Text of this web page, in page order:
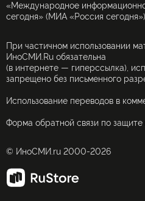
«Международное
сегодня» (МИА «Россия сегодня»).
При частичном использовании
ИноСМИ.Ru обязательна
(в интернете — гиперссылка),
запрещено без письменного
Использование переводов в
Форма обратной связи по
© ИноСМИ.ru 2000-2026